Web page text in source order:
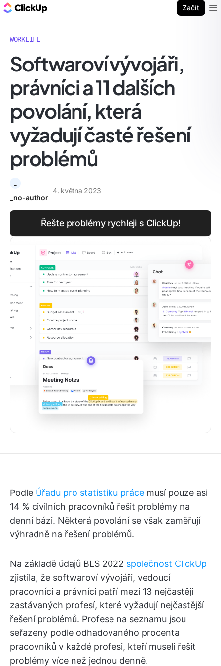
Začít
WORKLIFE
Softwaroví vývojáři,
právníci a 11 dalších
povolání, která
vyžadují časté řešení
problémů
_no-author
4. května 2023
Řešte problémy rychleji s ClickUp!
Podle Úřadu pro statistiku práce musí pouze asi
14 % civilních pracovníků řešit problémy na
denní bázi. Některá povolání se však zaměřují
výhradně na řešení problémů.
Na základě údajů BLS 2022 společnost ClickUp
zjistila, že softwaroví vývojáři, vedoucí
pracovníci a právníci patří mezi 13 nejčastěji
zastávaných profesí, které vyžadují nejčastější
řešení problémů. Profese na seznamu jsou
seřazeny podle odhadovaného procenta
pracovníků v každé profesi, kteří museli řešit
problémy více než jednou denně.